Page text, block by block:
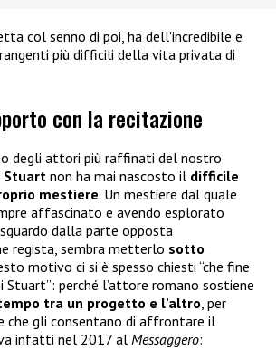
col senno di poi, ha dell’incredibile e
più difficili della vita privata di
con la recitazione
degli attori più raffinati del nostro
Stuart non ha mai nascosto il difficile
mestiere. Un mestiere dal quale
affascinato e avendo esplorato
dalla parte opposta
regista, sembra metterlo sotto
motivo ci si è spesso chiesti “che fine
perché l’attore romano sostiene
tra un progetto e l’altro, per
che gli consentano di affrontare il
infatti nel 2017 al Messaggero: